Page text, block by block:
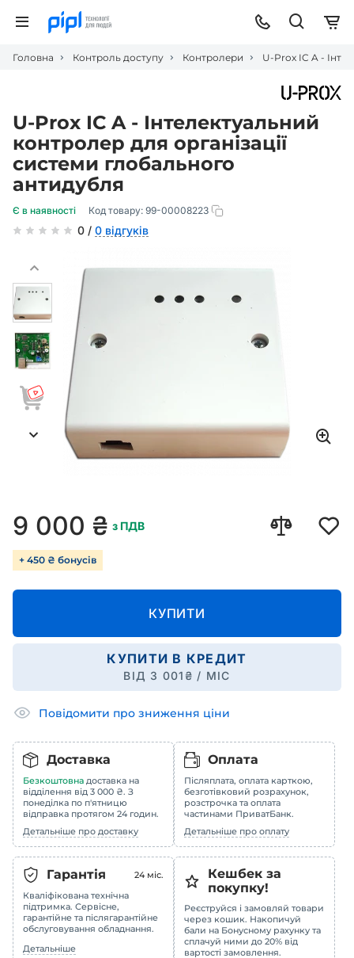
Головна Контроль доступу Контролери U-Prox IC A -
U-Prox IC A - Інтелектуальний
контролер для організації
системи глобального
антидубля
Є в наявності Код товару: 99-00008223
0 / 0 відгуків
9 000 ₴ з ПДВ
+ 450 ₴ бонусів
КУПИТИ
КУПИТИ В КРЕДИТ
ВІД 3 001 ₴ / МІС
Повідомити про зниження ціни
Доставка
Безкоштовна доставка на
відділення від 3 000 ₴. З
понеділка по п'ятницю
відправка протягом 24 годин.
Детальніше про доставку
Оплата
Післяплата, оплата карткою,
безготівковий розрахунок,
розстрочка та оплата
частинами ПриватБанк.
Детальніше про оплату
Гарантія 24 міс.
Кваліфікована технічна
підтримка. Сервісне,
гарантійне та післягарантійне
обслуговування обладнання.
Детальніше
Кешбек за
покупку!
Реєструйся і замовляй товари
через кошик. Накопичуй
бали на Бонусному рахунку та
сплачуй ними до 20% від
вартості замовлення.